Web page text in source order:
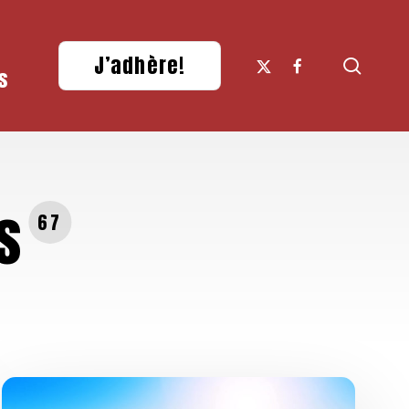
J’adhère! x-
twitter
facebook
67
Compte-